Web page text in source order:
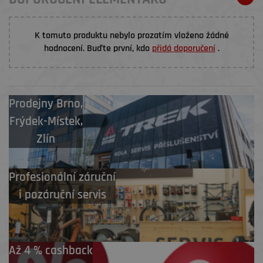
K tomuto produktu nebylo prozatím vloženo žádné
hodnocení. Buďte první, kdo přidá doporučení.
ProdejnyBrno,
Frýdek-Místek,
Zlín
Profesionální záruční
i pozáruční servis
Až 4 % cashback